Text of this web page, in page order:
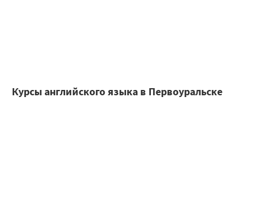
Курсы английского языка в Первоуральске